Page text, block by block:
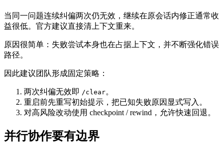
当同一问题连续纠偏两次仍无效，继续在原会话内修正通常收
益很低。官方建议直接清上下文重来。
原因很简单：失败尝试本身也在占据上下文，并不断强化错误
路径。
因此建议团队形成固定策略：
两次纠偏无效即 /clear。
重启前先重写初始提示，把已知失败原因显式写入。
对高风险改动使用 checkpoint / rewind，允许快速回退。
并行协作要有边界